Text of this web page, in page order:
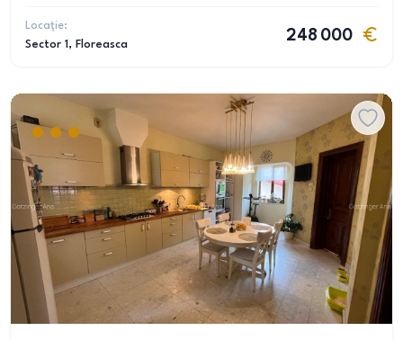
Locație:
Sector 1 , Floreasca
248 000